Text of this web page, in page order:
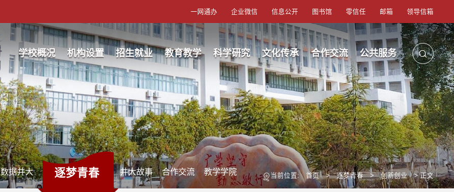
一网通办 企业微信 信息公开 图书馆 零信任 邮箱 领导信箱
学校概况 机构设置 招生就业 教育教学 科学研究 文化传承 合作交流 公共服务
数据井大 逐梦青春 井大故事 合作交流 教学学院 当前位置: 首页 > 逐梦青春 > 创新创业 > 正文